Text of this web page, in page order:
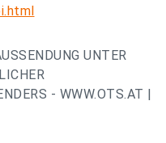
UNTER
- WWW.OTS.AT |